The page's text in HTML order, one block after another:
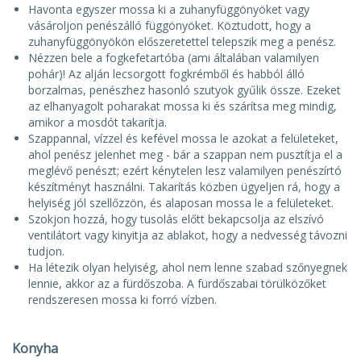
Havonta egyszer mossa ki a zuhanyfüggönyöket vagy
vásároljon penészálló függönyöket. Köztudott, hogy a
zuhanyfüggönyökön előszeretettel telepszik meg a penész.
Nézzen bele a fogkefetartóba (ami általában valamilyen
pohár)! Az alján lecsorgott fogkrémből és habból álló
borzalmas, penészhez hasonló szutyok gyűlik össze. Ezeket
az elhanyagolt poharakat mossa ki és szárítsa meg mindig,
amikor a mosdót takarítja.
Szappannal, vízzel és kefével mossa le azokat a felületeket,
ahol penész jelenhet meg - bár a szappan nem pusztítja el a
meglévő penészt; ezért kénytelen lesz valamilyen penészírtó
készítményt használni. Takarítás közben ügyeljen rá, hogy a
helyiség jól szellőzzön, és alaposan mossa le a felületeket.
Szokjon hozzá, hogy tusolás előtt bekapcsolja az elszívó
ventilátort vagy kinyitja az ablakot, hogy a nedvesség távozni
tudjon.
Ha létezik olyan helyiség, ahol nem lenne szabad szőnyegnek
lennie, akkor az a fürdőszoba. A fürdőszabai törülközőket
rendszeresen mossa ki forró vízben.
Konyha